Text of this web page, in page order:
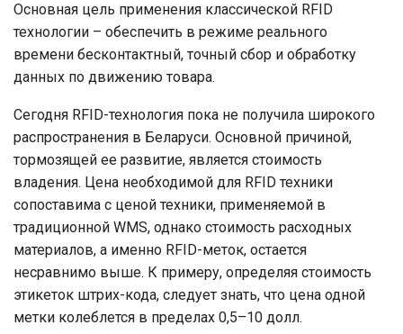
Основная цель применения классической RFID
технологии – обеспечить в режиме реального
времени бесконтактный, точный сбор и обработку
данных по движению товара.
Сегодня RFID-технология пока не получила широкого
распространения в Беларуси. Основной причиной,
тормозящей ее развитие, является стоимость
владения. Цена необходимой для RFID техники
сопоставима с ценой техники, применяемой в
традиционной WMS, однако стоимость расходных
материалов, а именно RFID-меток, остается
несравнимо выше. К примеру, определяя стоимость
этикеток штрих-кода, следует знать, что цена одной
метки колеблется в пределах 0,5–10 долл.